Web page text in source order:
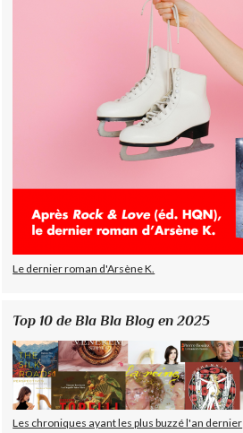
Le dernier roman d'Arsène K.
Top 10 de Bla Bla Blog en 2025
Les chroniques ayant les plus buzzé l'an dernier